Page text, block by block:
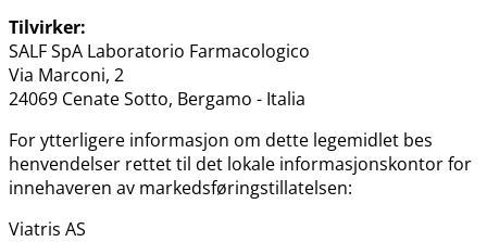
Tilvirker:
SALF SpA Laboratorio Farmacologico
Via Marconi, 2
24069 Cenate Sotto, Bergamo - Italia
For ytterligere informasjon om dette legemidlet bes
henvendelser rettet til det lokale informasjonskontor for
innehaveren av markedsføringstillatelsen:
Viatris AS